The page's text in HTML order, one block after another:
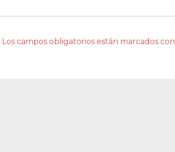
Los campos obligatorios están marcados con